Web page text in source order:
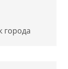
города